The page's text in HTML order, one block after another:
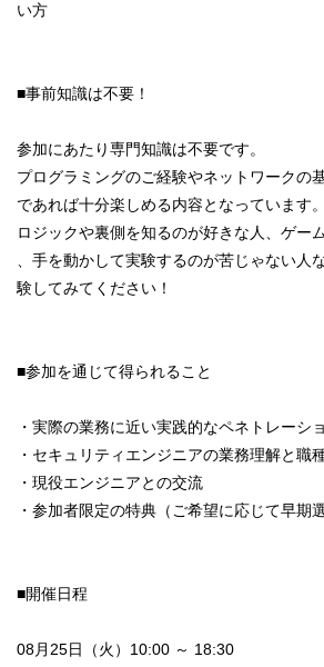
い方
■事前知識は不要！
参加にあたり専門知識は不要です。
プログラミングのご経験やネットワークの
であれば十分楽しめる内容となっています。
ロジックや裏側を知るのが好きな人、ゲー
、手を動かして実験するのが苦じゃない人
験してみてください！
■参加を通じて得られること
・実際の業務に近い実践的なペネトレーシ
・セキュリティエンジニアの業務理解と職
・現役エンジニアとの交流
・参加者限定の特典（ご希望に応じて早期
■開催日程
08月25日（火）10:00 ～ 18:30